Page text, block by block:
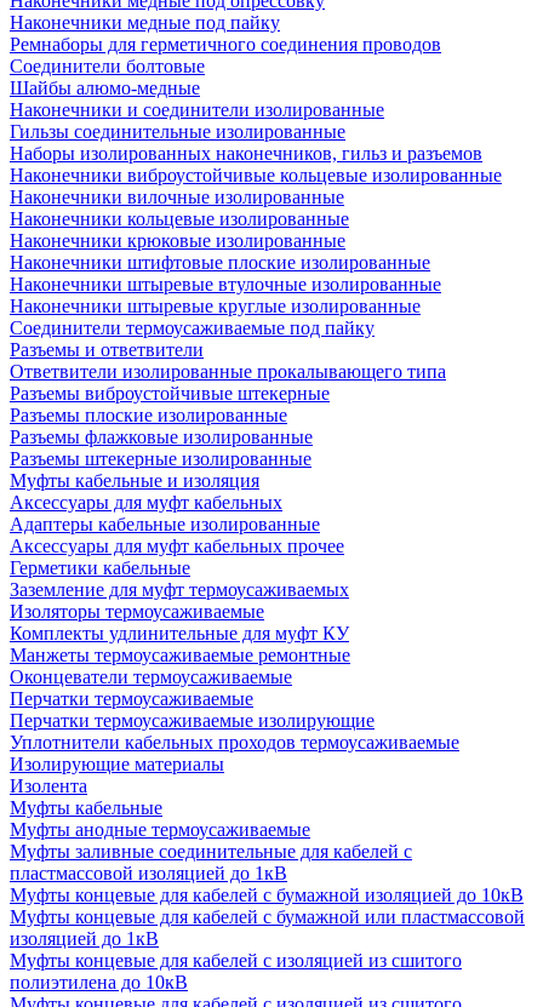
Наконечники медные под пайку
Ремнаборы для герметичного соединения проводов
Соединители болтовые
Шайбы алюмо-медные
Наконечники и соединители изолированные
Гильзы соединительные изолированные
Наборы изолированных наконечников, гильз и разъемов
Наконечники виброустойчивые кольцевые изолированные
Наконечники вилочные изолированные
Наконечники кольцевые изолированные
Наконечники крюковые изолированные
Наконечники штифтовые плоские изолированные
Наконечники штыревые втулочные изолированные
Наконечники штыревые круглые изолированные
Соединители термоусаживаемые под пайку
Разъемы и ответвители
Ответвители изолированные прокалывающего типа
Разъемы виброустойчивые штекерные
Разъемы плоские изолированные
Разъемы флажковые изолированные
Разъемы штекерные изолированные
Муфты кабельные и изоляция
Аксессуары для муфт кабельных
Адаптеры кабельные изолированные
Аксессуары для муфт кабельных прочее
Герметики кабельные
Заземление для муфт термоусаживаемых
Изоляторы термоусаживаемые
Комплекты удлинительные для муфт КУ
Манжеты термоусаживаемые ремонтные
Оконцеватели термоусаживаемые
Перчатки термоусаживаемые
Перчатки термоусаживаемые изолирующие
Уплотнители кабельных проходов термоусаживаемые
Изолирующие материалы
Изолента
Муфты кабельные
Муфты анодные термоусаживаемые
Муфты заливные соединительные для кабелей с
пластмассовой изоляцией до 1кВ
Муфты концевые для кабелей с бумажной изоляцией до 10кВ
Муфты концевые для кабелей с бумажной или пластмассовой
изоляцией до 1кВ
Муфты концевые для кабелей с изоляцией из сшитого
полиэтилена до 10кВ